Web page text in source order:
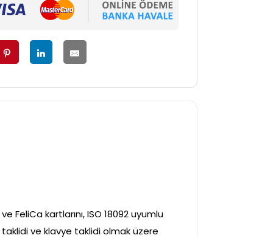
FeliCa kartlarını, ISO 18092 uyumlu
taklidi ve klavye taklidi olmak üzere